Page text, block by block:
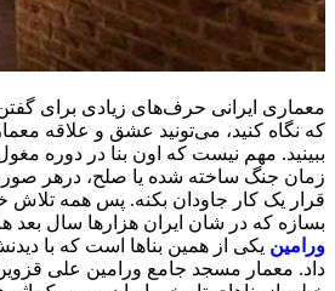
معماری ایرانی حرف‌های زیادی برای گفتن
که نگاه کنید، می‌تونید عشق و علاقه
ببینید. مهم نیست که اون بنا در دوره
زمان جنگ ساخته شده یا صلح، درهر
قرار یک کار جاودان بکنه. پس همه
بسازه که در شان ایران هزارها سال بعد
ورامین یکی از همین بناها است که با
داد. معمار مسجد جامع ورامین علی